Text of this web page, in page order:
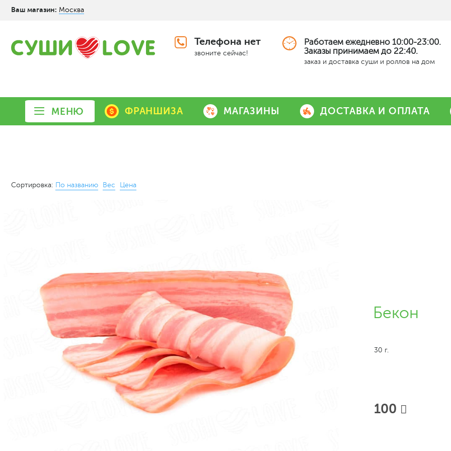
Ваш магазин: Москва
Телефона нет
звоните сейчас!
Работаем ежедневно 10:00-23:00.
Заказы принимаем до 22:40.
заказ и доставка суши и роллов на дом
МЕНЮ ФРАНШИЗА МАГАЗИНЫ ДОСТАВКА И ОПЛАТА
Сортировка: По названию Вес Цена
Бекон
30 г.
100